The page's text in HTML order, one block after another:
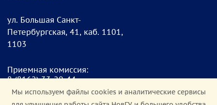
ул. Большая Санкт-
Петербургская, 41, каб. 1101,
1103
Приемная комиссия:
8(8162) 33-20-44
pk@novsu.ru
Мы используем файлы cookies и аналитические сервисы